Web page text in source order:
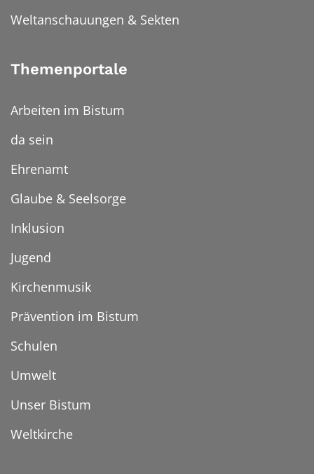
Weltanschauungen & Sekten
Themenportale
Arbeiten im Bistum
da sein
Ehrenamt
Glaube & Seelsorge
Inklusion
Jugend
Kirchenmusik
Prävention im Bistum
Schulen
Umwelt
Unser Bistum
Weltkirche